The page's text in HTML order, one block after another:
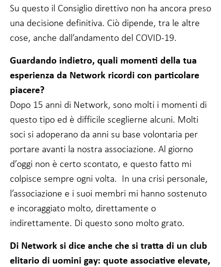
Su questo il Consiglio direttivo non ha ancora preso
una decisione definitiva. Ciò dipende, tra le altre
cose, anche dall’andamento del COVID-19.
Guardando indietro, quali momenti della tua
esperienza da Network ricordi con particolare
piacere?
Dopo 15 anni di Network, sono molti i momenti di
questo tipo ed è difficile sceglierne alcuni. Molti
soci si adoperano da anni su base volontaria per
portare avanti la nostra associazione. Al giorno
d’oggi non è certo scontato, e questo fatto mi
colpisce sempre ogni volta. In una crisi personale,
l’associazione e i suoi membri mi hanno sostenuto
e incoraggiato molto, direttamente o
indirettamente. Di questo sono molto grato.
Di Network si dice anche che si tratta di un club
elitario di uomini gay: quote associative elevate,